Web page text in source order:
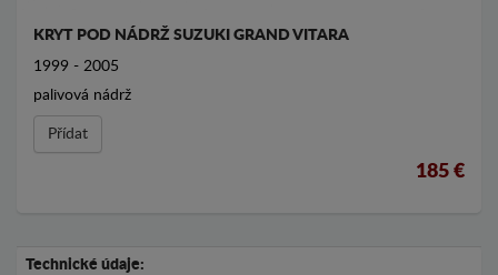
KRYT POD NÁDRŽ SUZUKI GRAND VITARA
1999 - 2005
palivová nádrž
Přídat
185 €
Technické údaje: